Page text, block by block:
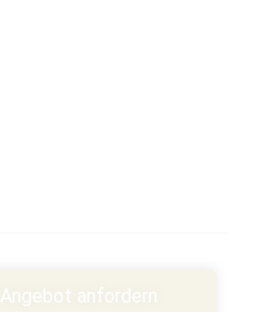
Angebot anfordern